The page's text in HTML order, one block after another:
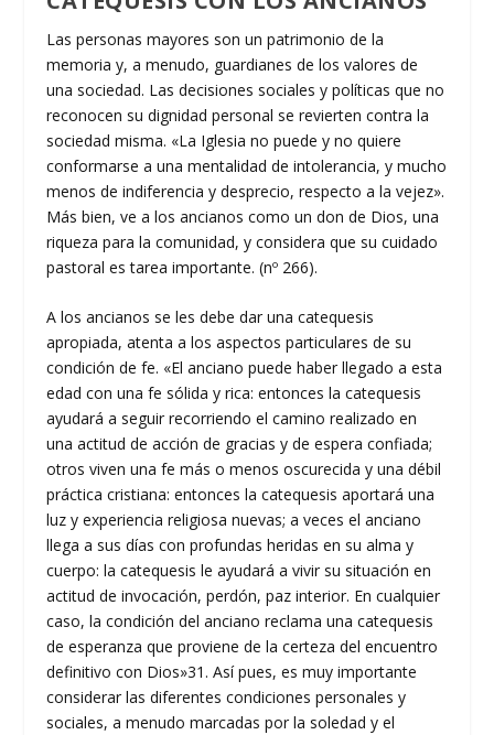
Las personas mayores son un patrimonio de la
memoria y, a menudo, guardianes de los valores de
una sociedad. Las decisiones sociales y políticas que no
reconocen su dignidad personal se revierten contra la
sociedad misma. «La Iglesia no puede y no quiere
conformarse a una mentalidad de intolerancia, y mucho
menos de indiferencia y desprecio, respecto a la vejez».
Más bien, ve a los ancianos como un don de Dios, una
riqueza para la comunidad, y considera que su cuidado
pastoral es tarea importante. (nº 266).
A los ancianos se les debe dar una catequesis
apropiada, atenta a los aspectos particulares de su
condición de fe. «El anciano puede haber llegado a esta
edad con una fe sólida y rica: entonces la catequesis
ayudará a seguir recorriendo el camino realizado en
una actitud de acción de gracias y de espera confiada;
otros viven una fe más o menos oscurecida y una débil
práctica cristiana: entonces la catequesis aportará una
luz y experiencia religiosa nuevas; a veces el anciano
llega a sus días con profundas heridas en su alma y
cuerpo: la catequesis le ayudará a vivir su situación en
actitud de invocación, perdón, paz interior. En cualquier
caso, la condición del anciano reclama una catequesis
de esperanza que proviene de la certeza del encuentro
definitivo con Dios»31. Así pues, es muy importante
considerar las diferentes condiciones personales y
sociales, a menudo marcadas por la soledad y el